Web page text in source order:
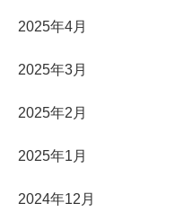
2025年4月
2025年3月
2025年2月
2025年1月
2024年12月